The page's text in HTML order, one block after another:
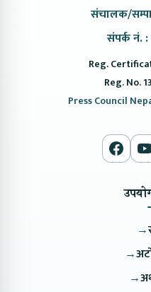
संचालक/
संपर्क नं. :
Reg.
Reg. No.
Press Council
→
→
→